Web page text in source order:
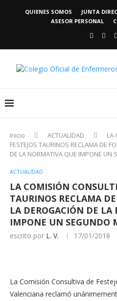
QUIENES SOMOS JUNTA
ASESOR PERSONAL
Inicio ACTUALIDAD
LA
FESTEJOS TAURINOS RECLAMA DE
DE LA NORMATIVA QUE IMPONE UN
ACTUALIDAD
LA COMISIÓN
TAURINOS RECLAMA
LA DEROGACIÓN DE
IMPONE UN SEGUNDO
escrito por L. V. 17/01/2018
La Comisión Consultiva de
Valenciana reclamó